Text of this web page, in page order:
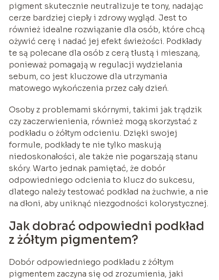
pigment skutecznie neutralizuje te tony, nadając
cerze bardziej ciepły i zdrowy wygląd. Jest to
również idealne rozwiązanie dla osób, które chcą
ożywić cerę i nadać jej efekt świeżości. Podkłady
te są polecane dla osób z cerą tłustą i mieszaną,
ponieważ pomagają w regulacji wydzielania
sebum, co jest kluczowe dla utrzymania
matowego wykończenia przez cały dzień.
Osoby z problemami skórnymi, takimi jak trądzik
czy zaczerwienienia, również mogą skorzystać z
podkładu o żółtym odcieniu. Dzięki swojej
formule, podkłady te nie tylko maskują
niedoskonałości, ale także nie pogarszają stanu
skóry. Warto jednak pamiętać, że dobór
odpowiedniego odcienia to klucz do sukcesu,
dlatego należy testować podkład na żuchwie, a nie
na dłoni, aby uniknąć niezgodności kolorystycznej.
Jak dobrać odpowiedni podkład
z żółtym pigmentem?
Dobór odpowiedniego podkładu z żółtym
pigmentem zaczyna się od zrozumienia, jaki